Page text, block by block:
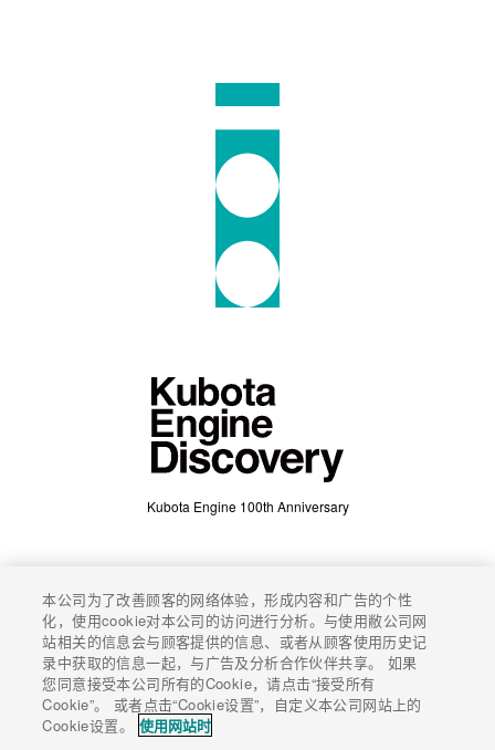
Kubota Engine 100th Anniversary
About
About
Concept
Concept
Story
Story
Gallery
Gallery
Factory
Factory
Magazine
Magazine
ENJA中文使用条款隐私政策
本公司为了改善顾客的网络体验，形成内容和广告的个性
化，使用cookie对本公司的访问进行分析。与使用敝公司网
站相关的信息会与顾客提供的信息、或者从顾客使用历史记
录中获取的信息一起，与广告及分析合作伙伴共享。 如果
您同意接受本公司所有的Cookie，请点击“接受所有
Cookie”。 或者点击“Cookie设置”，自定义本公司网站上的
Cookie设置。
使用网站时